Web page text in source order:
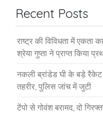
Recent Posts
राष्ट्र की विविधता में एकता
श्रेया गुप्ता ने प्राप्त किया
नकली ब्रांडेड घी के बड़े रैकेट
तहरीर, पुलिस जांच में जुटी
टेंपो से गोवंश बरामद, दो